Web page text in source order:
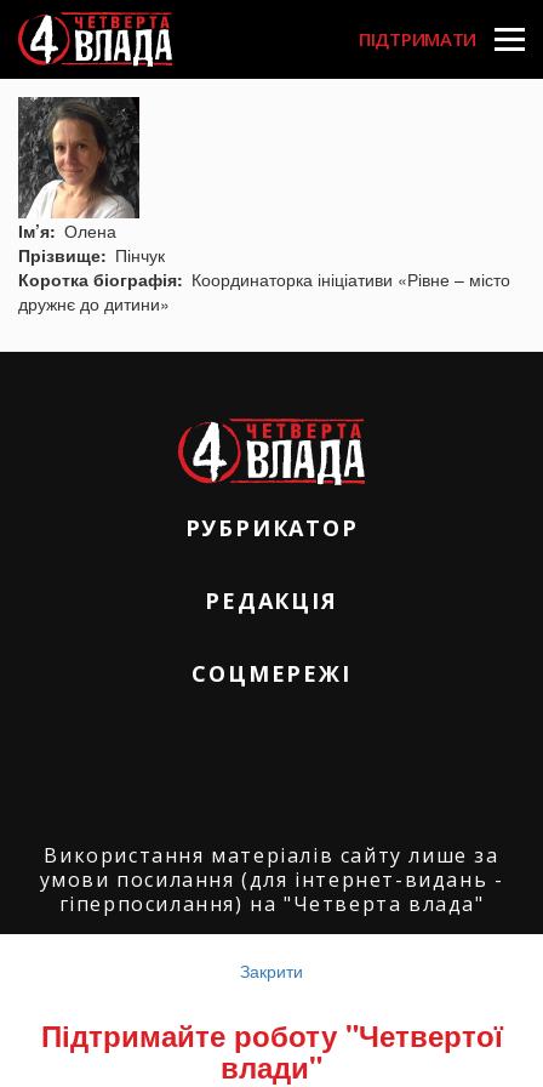
Перейти
до
основного
вмісту
User
account
ПІДТРИМАТИ
Ім’я Олена
Прізвище
Пінчук
Коротка біографія
Координаторка ініціативи «Рівне – місто
дружнє до дитини»
РУБРИКАТОР
РЕДАКЦІЯ
СОЦМЕРЕЖІ
Використання матеріалів сайту лише за
умови посилання (для інтернет-видань -
гіперпосилання) на "Четверта влада"
"Четверта влада": 2008-2026.
Володимир Торбіч: 2008-2026.
SoftGroup
Закрити
Підтримайте роботу "Четвертої
влади"